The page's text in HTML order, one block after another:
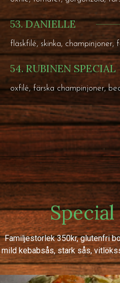
53. DANIELLE
fläskfilé, skinka, champinjoner,
54. RUBINEN SPECIAL
oxfilé, färska champinjoner,
Familjestorlek 350kr, glutenfri
mild kebabsås, stark sås,